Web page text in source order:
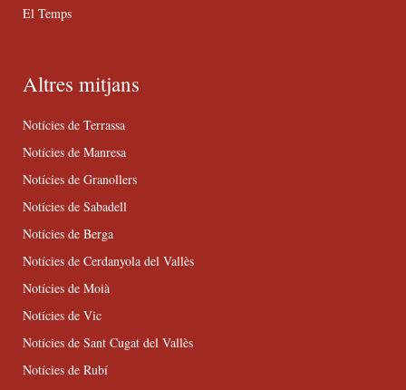
El Temps
Altres mitjans
Notícies de Terrassa
Notícies de Manresa
Notícies de Granollers
Notícies de Sabadell
Notícies de Berga
Notícies de Cerdanyola del Vallès
Notícies de Moià
Notícies de Vic
Notícies de Sant Cugat del Vallès
Notícies de Rubí